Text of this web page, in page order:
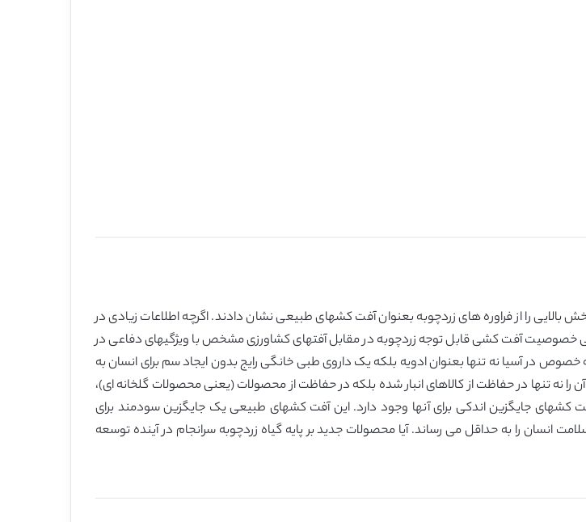
بالایی را از فراوره های زردچوبه بعنوان آفت کشهای طبیعی نشان دادند. اگرچه اطلاعات زیادی در
خصوصیت آفت کشی قابل توجه زردچوبه در مقابل آفتهای کشاورزی مشخص با ویژگیهای دفاعی در
در آسیا نه تنها بعنوان ادویه بلکه یک داروی طبی خانگی رایج بدون ایجاد سم برای انسان به
را نه تنها در حفاظت از کالاهای انبار شده بلکه در حفاظت از محصولات (یعنی محصولات گلخانه ای)،
کشهای جایگزین اندکی برای آنها وجود دارد. این آفت کشهای طبیعی یک جایگزین سودمند برای
انسان را به حداقل می رساند. آیا محصولات جدید بر پایه گیاه زردچوبه سرانجام در آینده توسعه